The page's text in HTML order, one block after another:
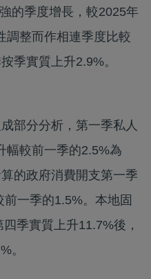
的季度增長，較2025年
調整而作相連季度比較
季實質上升2.9%。
部分分析，第一季私人
幅較前一季的2.5%為
的政府消費開支第一季
一季的1.5%。本地固
季實質上升11.7%後，
。